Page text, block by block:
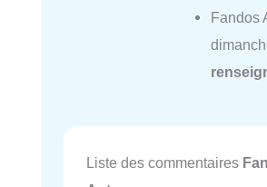
Fandos
Liste des commentaires